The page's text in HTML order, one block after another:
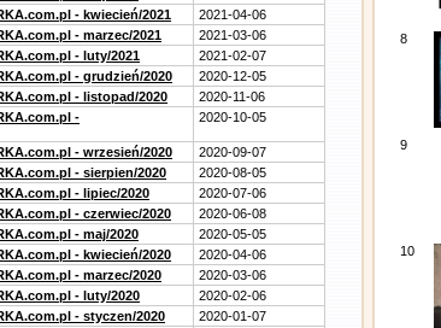
- kwiecień/2021
2021-04-06
- marzec/2021
2021-03-06
- luty/2021
2021-02-07
- grudzień/2020
2020-12-05
- listopad/2020
2020-11-06
-
2020-10-05
- wrzesień/2020
2020-09-07
- sierpien/2020
2020-08-05
- lipiec/2020
2020-07-06
- czerwiec/2020
2020-06-08
- maj/2020
2020-05-05
- kwiecień/2020
2020-04-06
- marzec/2020
2020-03-06
- luty/2020
2020-02-06
- styczen/2020
2020-01-07
8
9
10